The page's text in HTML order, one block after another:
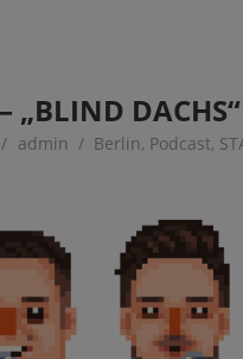
„BLIND DACHS“
admin Berlin, Podcast,